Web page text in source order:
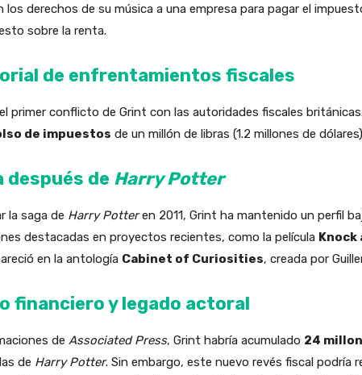
los derechos de su música a una empresa para pagar el
sobre la renta.
de enfrentamientos fiscales
primer conflicto de Grint con las autoridades fiscales
de impuestos de un millón de libras (1.2 millones de
después de Harry Potter
la saga de Harry Potteren 2011, Grint ha mantenido un perfil
destacadas en proyectos recientes, como la película Knock
en la antología Cabinet of Curiosities, creada por
financiero y legado actoral
de Associated Press, Grint habría acumulado 24
de Harry Potter. Sin embargo, este nuevo revés fiscal